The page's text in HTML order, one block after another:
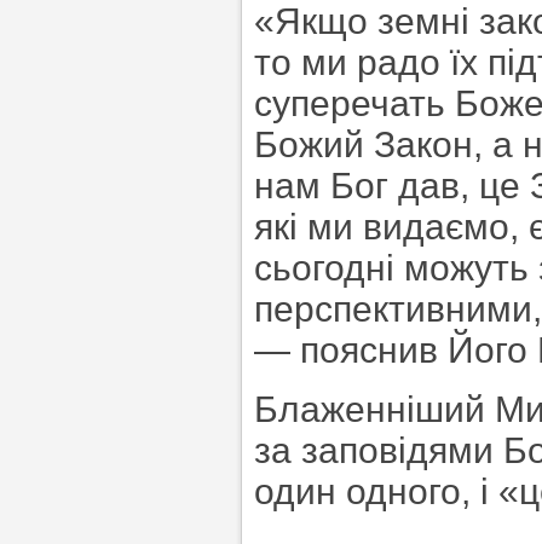
«Якщо земні
то ми радо їх
суперечать
Божий Закон, а
нам Бог дав, це
які ми видаємо,
сьогодні
— пояснив Його
Блаженніший
за заповідями
один одного, і